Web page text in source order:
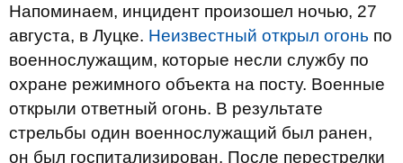
Напоминаем, инцидент произошел ночью, 27
августа, в Луцке. Неизвестный открыл огонь по
военнослужащим, которые несли службу по
охране режимного объекта на посту. Военные
открыли ответный огонь. В результате
стрельбы один военнослужащий был ранен,
он был госпитализирован. После перестрелки